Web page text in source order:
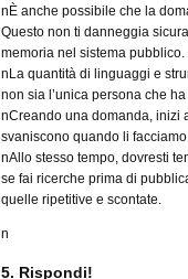
nÈ anche possibile che la
Questo non ti danneggia
memoria nel sistema pubblico.
nLa quantità di linguaggi e
non sia l’unica persona che
nCreando una domanda, inizi
svaniscono quando li
nAllo stesso tempo, dovresti
se fai ricerche prima di
quelle ripetitive e scontate.
n
5. Rispondi!